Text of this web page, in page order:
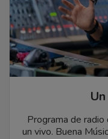
Programa de
un vivo. Buena